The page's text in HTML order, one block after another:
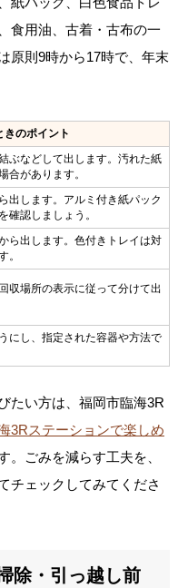
食用油、古着・古布の一
原則9時から17時で、年末
きのポイント
ぶなどして出します。汚れた紙
合があります。
出します。アルミ付き紙パック
確認しましょう。
ら出します。色付きトレイは対
。
収場所の表示に従って分けて出
にし、指定された容器や方法で
たい方は、福岡市臨海3R
3Rステーションで楽しめ
。ごみを減らす工夫を、
チェックしてみてくださ
除・引っ越し前